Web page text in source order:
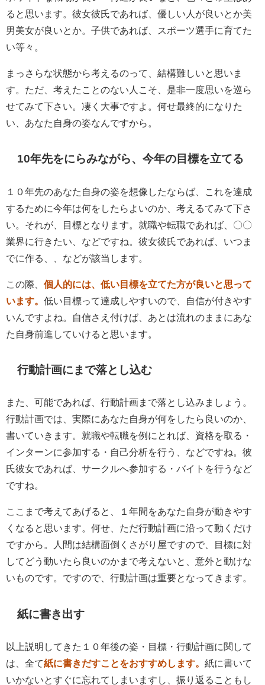
ると思います。彼女彼氏であれば、優しい人が良いとか美
男美女が良いとか。子供であれば、スポーツ選手に育てた
い等々。
まっさらな状態から考えるのって、結構難しいと思いま
す。ただ、考えたことのない人こそ、是非一度思いを巡ら
せてみて下さい。凄く大事ですよ。何せ最終的になりた
い、あなた自身の姿なんですから。
10年先をにらみながら、今年の目標を立てる
１０年先のあなた自身の姿を想像したならば、これを達成
するために今年は何をしたらよいのか、考えるてみて下さ
い。それが、目標となります。就職や転職であれば、〇〇
業界に行きたい、などですね。彼女彼氏であれば、いつま
でに作る、、などが該当します。
この際、 個人的には、低い目標を立てた方が良いと思って
います。 低い目標って達成しやすいので、自信が付きやす
いんですよね。自信さえ付けば、あとは流れのままにあな
た自身前進していけると思います。
行動計画にまで落とし込む
また、可能であれば、行動計画まで落とし込みましょう。
行動計画では、実際にあなた自身が何をしたら良いのか、
書いていきます。就職や転職を例にとれば、資格を取る・
インターンに参加する・自己分析を行う、などですね。彼
氏彼女であれば、サークルへ参加する・バイトを行うなど
ですね。
ここまで考えてあげると、１年間をあなた自身が動きやす
くなると思います。何せ、ただ行動計画に沿って動くだけ
ですから。人間は結構面倒くさがり屋ですので、目標に対
してどう動いたら良いのかまで考えないと、意外と動けな
いものです。ですので、行動計画は重要となってきます。
紙に書き出す
以上説明してきた１０年後の姿・目標・行動計画に関して
は、全て紙に書きだすことをおすすめします。 紙に書いて
いかないとすぐに忘れてしまいますし、振り返ることもし